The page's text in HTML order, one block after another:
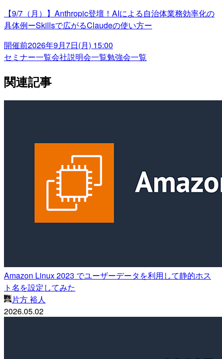
【9/7（月）】Anthropic登壇！AIによる自治体業務効率化の
具体例ーSkillsで広がるClaudeの使い方ー
開催前2026年9月7日(月) 15:00
セミナー一覧会社説明会一覧勉強会一覧
関連記事
Amazon Linux 2023 でユーザーデータを利用して静的ホス
ト名を設定してみた
片方 裕人
2026.05.02